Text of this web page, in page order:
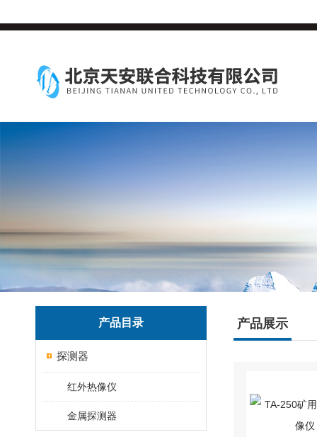
产品目录
探测器
红外热像仪
金属探测器
产品展示